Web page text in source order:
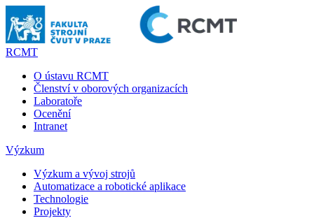
RCMT
O ústavu RCMT
Členství v oborových organizacích
Laboratoře
Ocenění
Intranet
Výzkum
Výzkum a vývoj strojů
Automatizace a robotické aplikace
Technologie
Projekty